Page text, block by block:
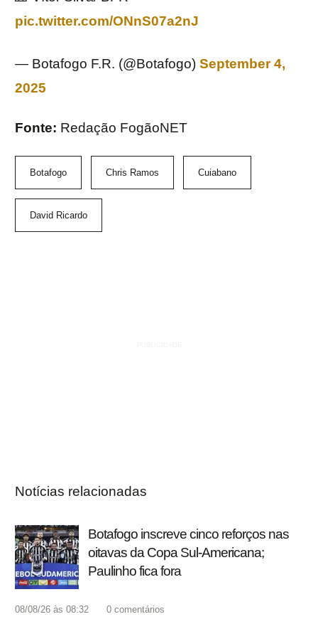
pic.twitter.com/ONnS07a2nJ
— Botafogo F.R. (@Botafogo) September 4,
2025
Fonte: Redação FogãoNET
Botafogo Chris Ramos Cuiabano
David Ricardo
Notícias relacionadas
Botafogo inscreve cinco reforços nas
oitavas da Copa Sul-Americana;
Paulinho fica fora
08/08/26 às 08:32 0 comentários